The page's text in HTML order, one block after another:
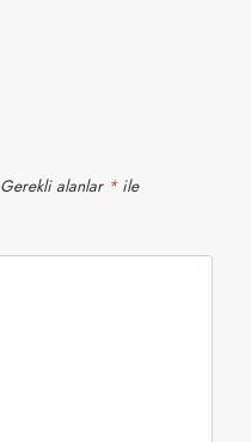
Gerekli alanlar *ile